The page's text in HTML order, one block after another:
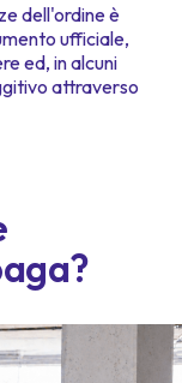
dell'ordine è
ufficiale,
ed, in alcuni
attraverso